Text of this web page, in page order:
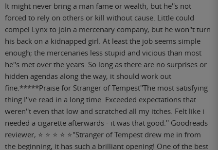
It might never bring a man fame or wealth, but he''s not
forced to rely on others or kill without cause. Little could
compel Lynx to join a mercenary company, but he won''t turn
his back on a kidnapped girl. At least the job seems simple
enough; the mercenaries less stupid and vicious than most
he''s met over the years. So long as there are no surprises or
hidden agendas along the way, it should work out
fine.*****Praise for Stranger of Tempest''The most satisfying
thing I''ve read in a long time. Exceeded expectations that
weren''t even that low and scratched all my itches. Felt like i
needed a cigarette afterwards - it was that good.'' Goodreads
reviewer, ⭐ ⭐ ⭐ ⭐ ⭐''Stranger of Tempest drew me in from
the beginning, it has such a brilliant opening! One of the best